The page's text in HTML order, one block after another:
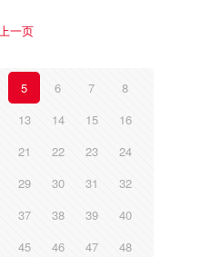
一页
5 6 7
8
13 14 15
16
21 22 23
24
29 30 31
32
37 38 39
40
45 46 47
48